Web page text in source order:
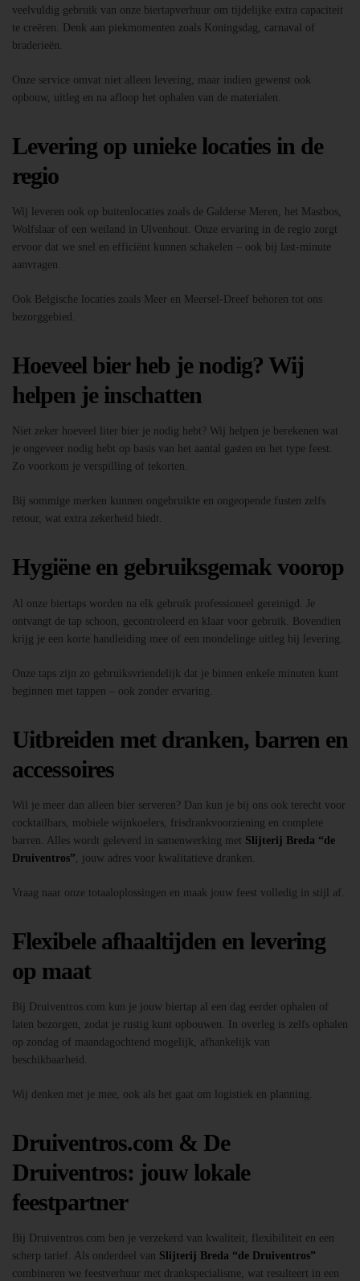
veelvuldig gebruik van onze biertapverhuur om tijdelijke extra capaciteit
te creëren. Denk aan piekmomenten zoals Koningsdag, carnaval of
braderieën.
Onze service omvat niet alleen levering, maar indien gewenst ook
opbouw, uitleg en na afloop het ophalen van de materialen.
Levering op unieke locaties in de
regio
Wij leveren ook op buitenlocaties zoals de Galderse Meren, het Mastbos,
Wolfslaar of een weiland in Ulvenhout. Onze ervaring in de regio zorgt
ervoor dat we snel en efficiënt kunnen schakelen – ook bij last-minute
aanvragen.
Ook Belgische locaties zoals Meer en Meersel-Dreef behoren tot ons
bezorggebied.
Hoeveel bier heb je nodig? Wij
helpen je inschatten
Niet zeker hoeveel liter bier je nodig hebt? Wij helpen je berekenen wat
je ongeveer nodig hebt op basis van het aantal gasten en het type feest.
Zo voorkom je verspilling of tekorten.
Bij sommige merken kunnen ongebruikte en ongeopende fusten zelfs
retour, wat extra zekerheid biedt.
Hygiëne en gebruiksgemak voorop
Al onze biertaps worden na elk gebruik professioneel gereinigd. Je
ontvangt de tap schoon, gecontroleerd en klaar voor gebruik. Bovendien
krijg je een korte handleiding mee of een mondelinge uitleg bij levering.
Onze taps zijn zo gebruiksvriendelijk dat je binnen enkele minuten kunt
beginnen met tappen – ook zonder ervaring.
Uitbreiden met dranken, barren en
accessoires
Wil je meer dan alleen bier serveren? Dan kun je bij ons ook terecht voor
cocktailbars, mobiele wijnkoelers, frisdrankvoorziening en complete
barren. Alles wordt geleverd in samenwerking met Slijterij Breda “de
Druiventros” , jouw adres voor kwalitatieve dranken.
Vraag naar onze totaaloplossingen en maak jouw feest volledig in stijl af.
Flexibele afhaaltijden en levering
op maat
Bij Druiventros.com kun je jouw biertap al een dag eerder ophalen of
laten bezorgen, zodat je rustig kunt opbouwen. In overleg is zelfs ophalen
op zondag of maandagochtend mogelijk, afhankelijk van
beschikbaarheid.
Wij denken met je mee, ook als het gaat om logistiek en planning.
Druiventros.com & De
Druiventros: jouw lokale
feestpartner
Bij Druiventros.com ben je verzekerd van kwaliteit, flexibiliteit en een
scherp tarief. Als onderdeel van Slijterij Breda “de Druiventros”
combineren we feestverhuur met drankspecialisme, wat resulteert in een